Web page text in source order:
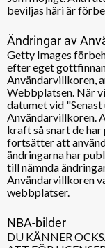
beviljas häri är
Ändringar av
Getty Images
efter eget
Användarvillkoren,
Webbplatsen. När
datumet vid
Användarvillkoren.
kraft så snart de
fortsätter att
ändringarna har
till nämnda
Användarvillkoren
webbplatser.
NBA-bilder
DU KÄNNER